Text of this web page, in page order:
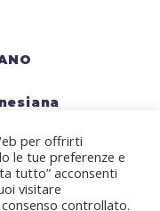
gigantesca
KANYE
MARTIN
per offrirti
le tue preferenze e
tutto” acconsenti
visitare
controllato.